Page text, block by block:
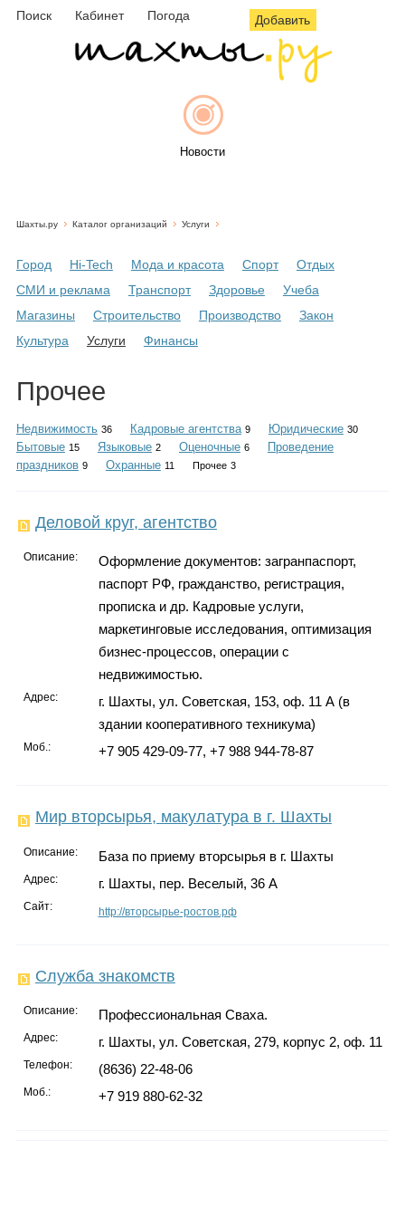
Поиск Кабинет Погода Добавить
Новости
Объявления
Гороскоп
Карты
Фотогалерея
Шахты.ру Каталог организаций Услуги
Город Hi-Tech Мода и красота Спорт
Отдых
СМИ и реклама
Транспорт Здоровье
Учеба
Магазины
Строительство Производство
Закон
Культура
Услуги Финансы
Прочее
Недвижимость 36 Кадровые агентства 9 Юридические 30
Бытовые 15 Языковые 2 Оценочные 6
Проведение
праздников 9 Охранные 11 Прочее 3
Деловой круг, агентство
Описание:
Оформление документов: загранпаспорт,
паспорт РФ, гражданство, регистрация,
прописка и др. Кадровые услуги,
маркетинговые исследования, оптимизация
бизнес-процессов, операции с
недвижимостью.
Адрес:
г. Шахты, ул. Советская, 153, оф. 11 А (в
здании кооперативного техникума)
Моб.: +7 905 429-09-77, +7 988 944-78-87
Мир вторсырья, макулатура в г. Шахты
Описание: База по приему вторсырья в г. Шахты
Адрес: г. Шахты, пер. Веселый, 36 А
Сайт: http://вторсырье-ростов.рф
Служба знакомств
Описание: Профессиональная Сваха.
Адрес: г. Шахты, ул. Советская, 279, корпус 2, оф. 11
Телефон: (8636) 22-48-06
Моб.: +7 919 880-62-32